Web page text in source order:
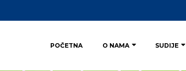
POČETNA O NAMA SUDIJE